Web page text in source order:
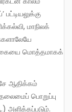
பட்டியலுக்கு
மாநிலக்
மொத்தமாகக்
பொறுப்பு
அளிக்கப்படும்.